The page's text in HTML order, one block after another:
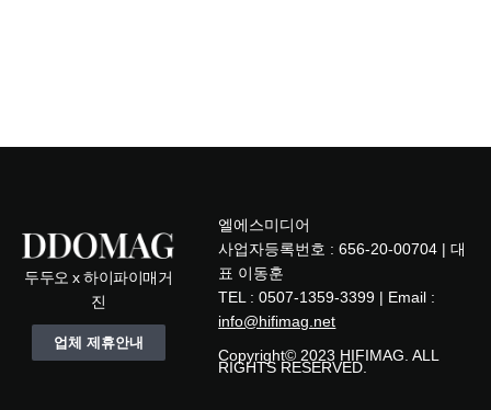
두두오 x 하이파이매거
진
업체 제휴안내
엘에스미디어
사업자등록번호 : 656-20-00704 | 대
표 이동훈
TEL : 0507-1359-3399 | Email :
info@hifimag.net
Copyright© 2023 HIFIMAG. ALL
RIGHTS RESERVED.